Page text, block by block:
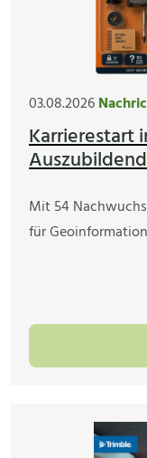
03.08.2026
Karrierestart
Mit 54
für